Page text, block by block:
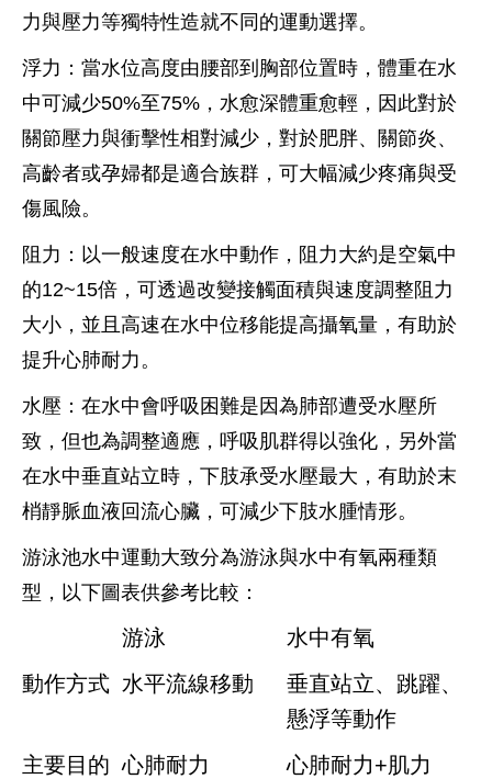
力與壓力等獨特性造就不同的運動選擇。
浮力：當水位高度由腰部到胸部位置時，體重在水
中可減少50%至75%，水愈深體重愈輕，因此對於
關節壓力與衝擊性相對減少，對於肥胖、關節炎、
高齡者或孕婦都是適合族群，可大幅減少疼痛與受
傷風險。
阻力：以一般速度在水中動作，阻力大約是空氣中
的12~15倍，可透過改變接觸面積與速度調整阻力
大小，並且高速在水中位移能提高攝氧量，有助於
提升心肺耐力。
水壓：在水中會呼吸困難是因為肺部遭受水壓所
致，但也為調整適應，呼吸肌群得以強化，另外當
在水中垂直站立時，下肢承受水壓最大，有助於末
梢靜脈血液回流心臟，可減少下肢水腫情形。
游泳池水中運動大致分為游泳與水中有氧兩種類
型，以下圖表供參考比較：
游泳
水中有氧
動作方式 水平流線移動
垂直站立、跳躍、
懸浮等動作
主要目的 心肺耐力
心肺耐力+肌力